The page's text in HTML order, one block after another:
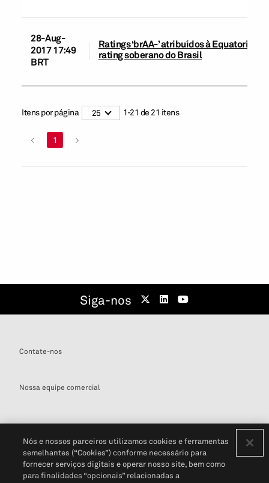
28-Aug-
2017 17:49
BRT
Ratings ‘brAA-’ atribuídos à Equatorial
rating soberano do Brasil
Itens por página 25 1-21 de 21 itens
< 1 >
Siga-nos
Contate-nos
Nossa equipe comercial
Definições de cookies
Nós e nossos parceiros utilizamos cookies e ferramentas
semelhantes (“Cookies”) conforme necessário para
fornecer serviços digitais e operar nosso site, bem como
para finalidades “opcionais” relacionadas a